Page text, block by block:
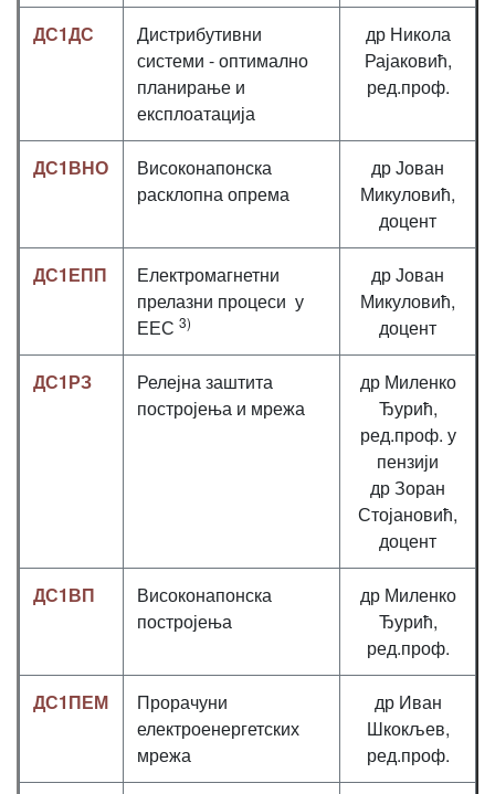
ДС1ДС
Дистрибутивни
системи - оптимално
планирање и
експлоатација
др Никола
Рајаковић,
ред.проф.
ДС1ВНО
Високонапонска
расклопна опрема
др Јован
Микуловић,
доцент
ДС1ЕПП
Електромагнетни
прелазни процеси у
ЕЕС 3)
др Јован
Микуловић,
доцент
ДС1РЗ
Релејна заштита
постројења и мрежа
др Миленко
Ђурић,
ред.проф. у
пензији
др Зоран
Стојановић,
доцент
ДС1ВП
Високонапонска
постројења
др Миленко
Ђурић,
ред.проф.
ДС1ПЕМ
Прорачуни
електроенергетских
мрежа
др Иван
Шкокљев,
ред.проф.